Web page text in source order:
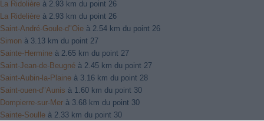
La Ridolière à 2.93 km du point 26
La Ridelière à 2.93 km du point 26
Saint-André-Goule-d"Oie à 2.54 km du point 26
Simon à 3.13 km du point 27
Sainte-Hermine à 2.65 km du point 27
Saint-Jean-de-Beugné à 2.45 km du point 27
Saint-Aubin-la-Plaine à 3.16 km du point 28
Saint-ouen-d"Aunis à 1.60 km du point 30
Dompierre-sur-Mer à 3.68 km du point 30
Sainte-Soulle à 2.33 km du point 30